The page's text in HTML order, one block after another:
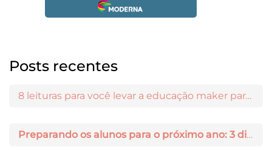
Posts recentes
8 leituras para você levar a educação maker para a sala de aula
Preparando os alunos para o próximo ano: 3 dicas práticas